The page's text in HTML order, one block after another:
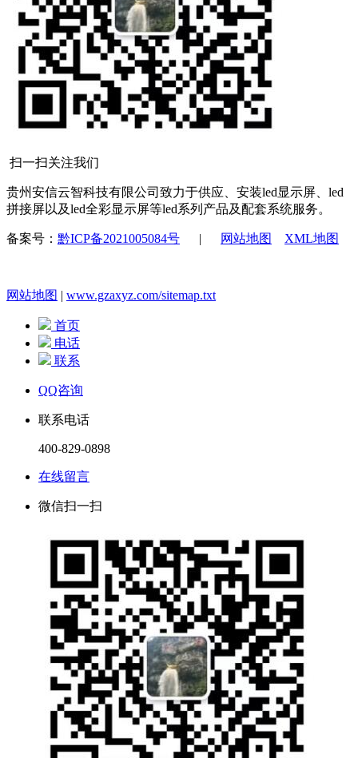
扫一扫关注我们
贵州安信云智科技有限公司致力于供应、安装led显示屏、led
拼接屏以及led全彩显示屏等led系列产品及配套系统服务。
备案号： 黔ICP备2021005084号 | 网站地图 XML地图
网站地图 | www.gzaxyz.com/sitemap.txt
首页
电话
联系
QQ咨询
联系电话
400-829-0898
在线留言
微信扫一扫